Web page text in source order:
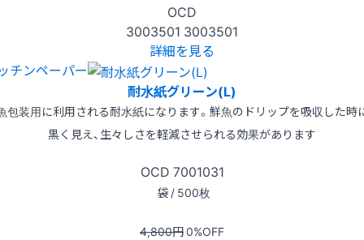
OCD
3003501 3003501
詳細を見る
チンペーパー
耐水紙グリーン(L)
包装用に利用される耐水紙になります。鮮魚のドリップを吸収した時
黒く見え、生々しさを軽減させられる効果があります
OCD 7001031
袋 / 500枚
4,800円0%OFF